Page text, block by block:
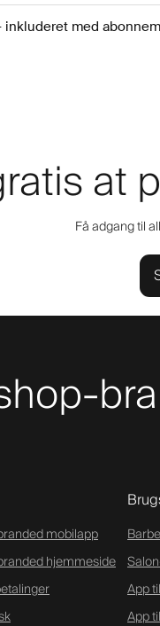
inkluderet med
at
Få adgang til
mobilapp
hjemmeside
App
App